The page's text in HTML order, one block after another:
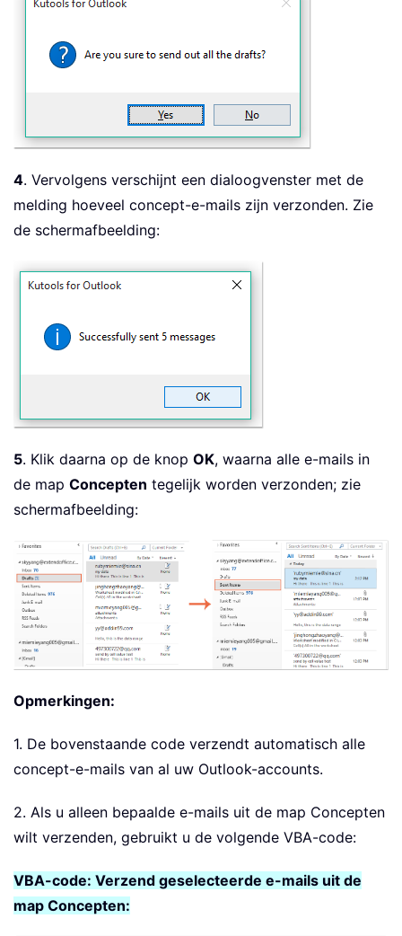
4. Vervolgens verschijnt een dialoogvenster met de
melding hoeveel concept-e-mails zijn verzonden. Zie
de schermafbeelding:
5. Klik daarna op de knop OK, waarna alle e-mails in
de map Concepten tegelijk worden verzonden; zie
schermafbeelding:
Opmerkingen:
1. De bovenstaande code verzendt automatisch alle
concept-e-mails van al uw Outlook-accounts.
2. Als u alleen bepaalde e-mails uit de map Concepten
wilt verzenden, gebruikt u de volgende VBA-code:
VBA-code: Verzend geselecteerde e-mails uit de
map Concepten: